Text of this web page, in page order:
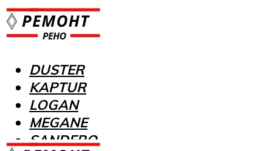
DUSTER
KAPTUR
LOGAN
MEGANE
SANDERO